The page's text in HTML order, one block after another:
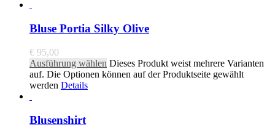
Bluse Portia Silky Olive
€ 95,00
Ausführung wählen Dieses Produkt weist mehrere Varianten
auf. Die Optionen können auf der Produktseite gewählt
werden Details
Blusenshirt